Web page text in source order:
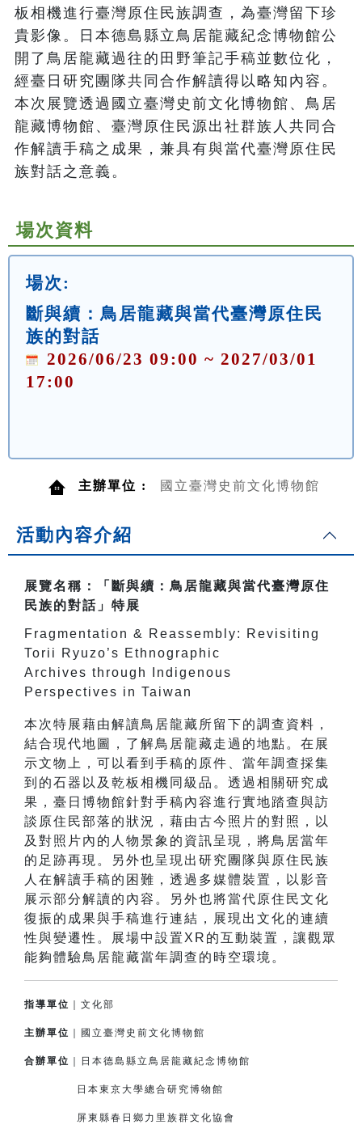
板相機進行臺灣原住民族調查，為臺灣留下珍
貴影像。日本德島縣立鳥居龍藏紀念博物館公
開了鳥居龍藏過往的田野筆記手稿並數位化，
經臺日研究團隊共同合作解讀得以略知內容。
本次展覽透過國立臺灣史前文化博物館、鳥居
龍藏博物館、臺灣原住民源出社群族人共同合
作解讀手稿之成果，兼具有與當代臺灣原住民
族對話之意義。
場次資料
場次:
斷與續：鳥居龍藏與當代臺灣原住民
族的對話
2026/06/23 09:00 ~ 2027/03/01
17:00
主辦單位 : 國立臺灣史前文化博物館
活動內容介紹
展覽名稱：「斷與續：鳥居龍藏與當代臺灣原住
民族的對話」特展
Fragmentation & Reassembly: Revisiting
Torii Ryuzo’s Ethnographic
Archives through Indigenous
Perspectives in Taiwan
本次特展藉由解讀鳥居龍藏所留下的調查資料，
結合現代地圖，了解鳥居龍藏走過的地點。在展
示文物上，可以看到手稿的原件、當年調查採集
到的石器以及乾板相機同級品。透過相關研究成
果，臺日博物館針對手稿內容進行實地踏查與訪
談原住民部落的狀況，藉由古今照片的對照，以
及對照片內的人物景象的資訊呈現，將鳥居當年
的足跡再現。另外也呈現出研究團隊與原住民族
人在解讀手稿的困難，透過多媒體裝置，以影音
展示部分解讀的內容。另外也將當代原住民文化
復振的成果與手稿進行連結，展現出文化的連續
性與變遷性。展場中設置XR的互動裝置，讓觀眾
能夠體驗鳥居龍藏當年調查的時空環境。
指導單位 ｜文化部
主辦單位 ｜國立臺灣史前文化博物館
合辦單位 ｜日本德島縣立鳥居龍藏紀念博物館
日本東京大學總合研究博物館
屏東縣春日鄉力里族群文化協會